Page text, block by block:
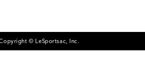
© LeSportsac, Inc.